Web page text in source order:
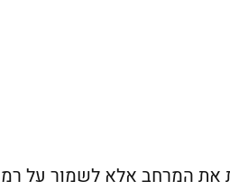
את המרחב אלא לשמור על